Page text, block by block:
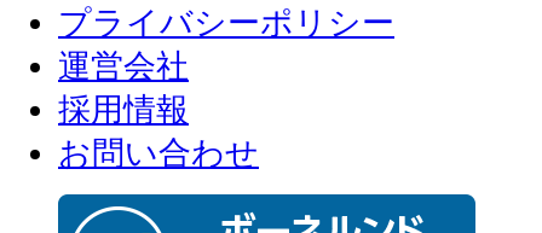
プライバシーポリシー
運営会社
採用情報
お問い合わせ